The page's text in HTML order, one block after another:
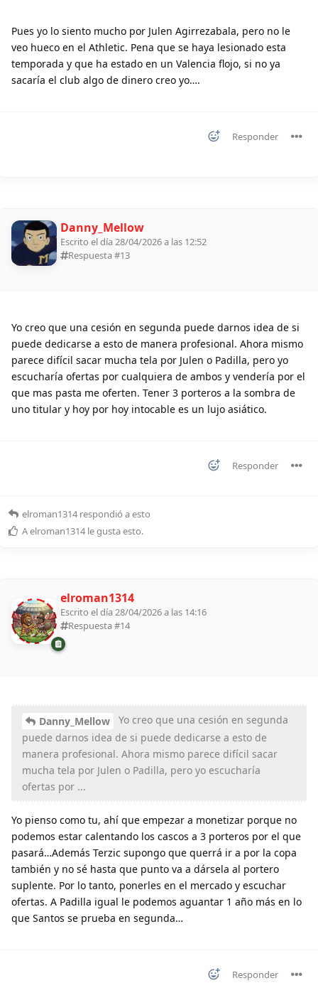
Pues yo lo siento mucho por Julen Agirrezabala, pero no le
veo hueco en el Athletic. Pena que se haya lesionado esta
temporada y que ha estado en un Valencia flojo, si no ya
sacaría el club algo de dinero creo yo….
Responder
Danny_Mellow
Escrito el día 28/04/2026 a las 12:52
Respuesta #13
Yo creo que una cesión en segunda puede darnos idea de si
puede dedicarse a esto de manera profesional. Ahora mismo
parece difícil sacar mucha tela por Julen o Padilla, pero yo
escucharía ofertas por cualquiera de ambos y vendería por el
que mas pasta me oferten. Tener 3 porteros a la sombra de
uno titular y hoy por hoy intocable es un lujo asiático.
Responder
elroman1314 respondió a esto
Aelroman1314 le gusta esto.
elroman1314
Escrito el día 28/04/2026 a las 14:16
Respuesta #14
Danny_Mellow
Yo creo que una cesión en segunda
puede darnos idea de si puede dedicarse a esto de
manera profesional. Ahora mismo parece difícil sacar
mucha tela por Julen o Padilla, pero yo escucharía
ofertas por ...
Yo pienso como tu, ahí que empezar a monetizar porque no
podemos estar calentando los cascos a 3 porteros por el que
pasará…Además Terzic supongo que querrá ir a por la copa
también y no sé hasta que punto va a dársela al portero
suplente. Por lo tanto, ponerles en el mercado y escuchar
ofertas. A Padilla igual le podemos aguantar 1 año más en lo
que Santos se prueba en segunda…
Responder